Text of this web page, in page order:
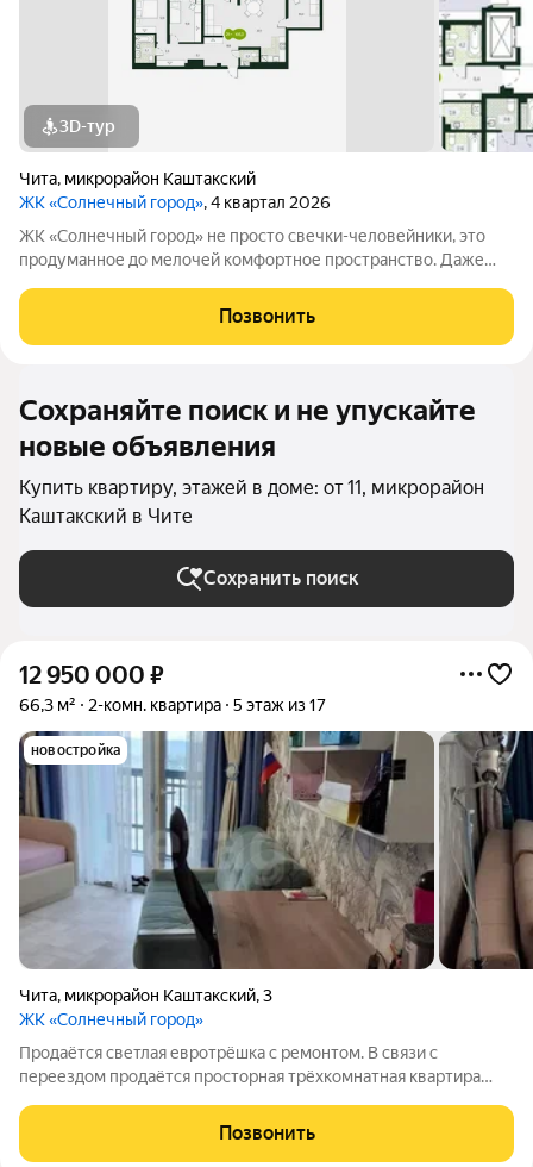
3D-тур
Чита, микрорайон Каштакский
ЖК «Солнечный город», 4 квартал 2026
ЖК «Солнечный город» не просто свечки-человейники, это
продуманное до мелочей комфортное пространство. Даже
решили соблюсти буквально во всём. Природные оттенки
новостроек, точечная
Позвонить
Сохраняйте поиск и не упускайте
новые объявления
Купить квартиру, этажей в доме: от 11, микрорайон
Каштакский в Чите
Сохранить поиск
12 950 000 ₽
66,3 м² 2-комн. квартира 5 этаж из 17
новостройка
Чита, микрорайон Каштакский,3
ЖК «Солнечный город»
Продаётся светлая евротрёшка с ремонтом. В связи с
переездом продаётся просторная трёхкомнатная квартира
проживанию, ремонт выполнен качественно и со вкусом: -
Полы: линолеум во всей квартире. -
Позвонить